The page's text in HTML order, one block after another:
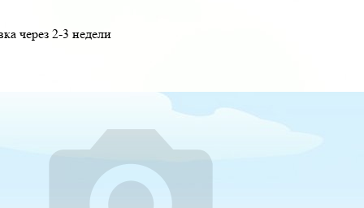
через 2-3 недели